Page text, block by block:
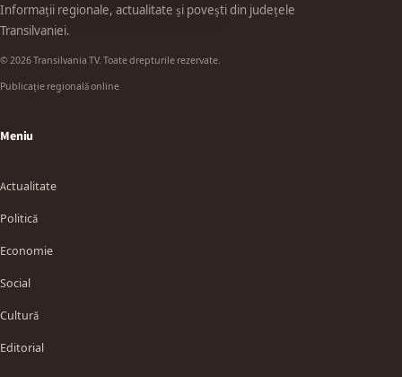
Informații regionale, actualitate și povești din județele
Transilvaniei.
© 2026 Transilvania TV. Toate drepturile rezervate.
Publicație regională online
Meniu
Actualitate
Politică
Economie
Social
Cultură
Editorial